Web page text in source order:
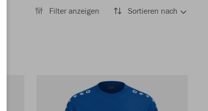
Filter anzeigen Sortieren nach